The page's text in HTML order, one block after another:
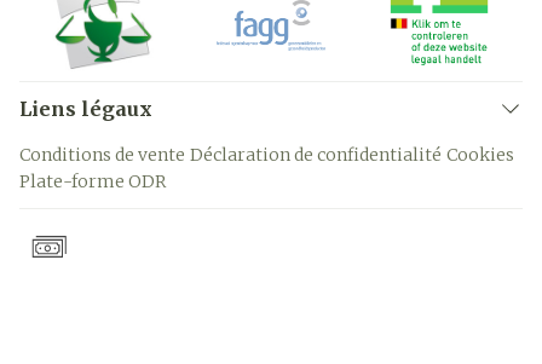
Liens légaux
Conditions de vente Déclaration de confidentialité Cookies
Plate-forme ODR